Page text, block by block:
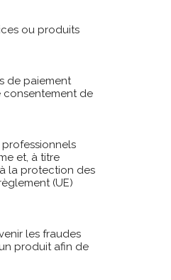
ou produits
de paiement
consentement de
et, à titre
la protection des
(UE)
les fraudes
produit afin de